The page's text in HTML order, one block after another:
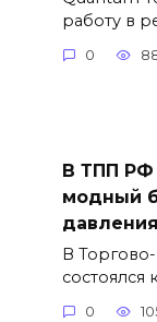
работу в
0
В ТПП РФ
модный
В
состоялся
0